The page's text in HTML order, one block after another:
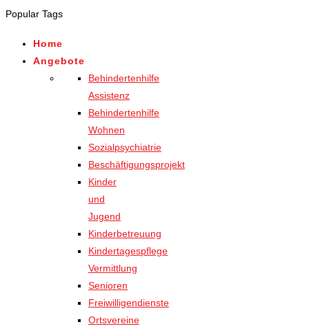
Popular Tags
Home
Angebote
Behindertenhilfe
Assistenz
Behindertenhilfe
Wohnen
Sozialpsychiatrie
Beschäftigungsprojekt
Kinder
und
Jugend
Kinderbetreuung
Kindertagespflege
Vermittlung
Senioren
Freiwilligendienste
Ortsvereine